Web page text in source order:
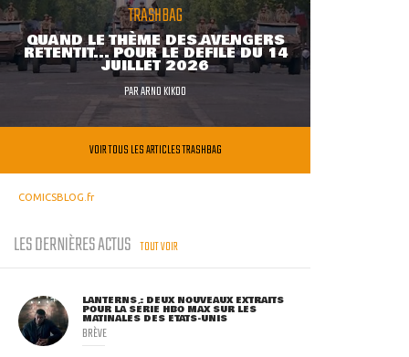
TRASHBAG
QUAND LE THÈME DES AVENGERS
RETENTIT... POUR LE DÉFILÉ DU 14
JUILLET 2026
PARARNO KIKOO
VOIR TOUS LES ARTICLES TRASHBAG
COMICSBLOG.fr
LES DERNIÈRES ACTUS TOUT VOIR
LANTERNS : DEUX NOUVEAUX EXTRAITS
POUR LA SÉRIE HBO MAX SUR LES
MATINALES DES ETATS-UNIS
BRÈVE